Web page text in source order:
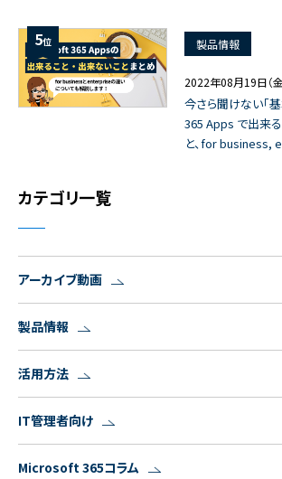
5位 製品情報
2022年08月19日（金
今さら聞けない「
365 Apps で出来る
と、for business,
カテゴリ一覧
アーカイブ動画
製品情報
活用方法
IT管理者向け
Microsoft 365コラム